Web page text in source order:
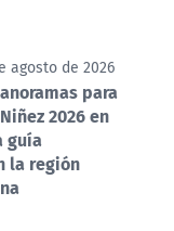
agosto de 2026
para
2026 en
guía
la región